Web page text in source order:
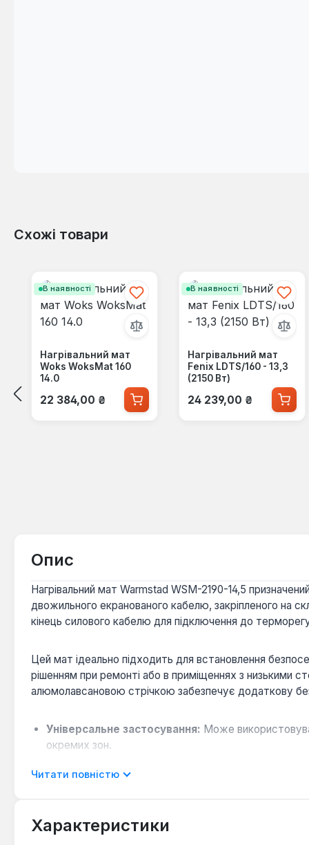
Схожі товари
В наявності
Нагрівальний мат
Woks WoksMat 160
14.0
Звичайна ціна:
22 384,00 ₴
В наявності
Нагрівальний мат
Fenix LDTS/160 - 13,3
(2150 Вт)
Звичайна ціна:
24 239,00 ₴
Опис
Нагрівальний мат Warmstad WSM-2190-14,5
двожильного екранованого кабелю, закріпленого на
кінець силового кабелю для підключення до
Цей мат ідеально підходить для встановлення
рішенням при ремонті або в приміщеннях з низькими
алюмолавсановою стрічкою забезпечує додаткову
Універсальне застосування: Може
окремих зон.
Економія простору:
Нагрівальний мат Warmstad WSM-2190-14,5 є
житлових приміщень, ванних кімнат, кухонь, де
Читати повністю
Характеристики